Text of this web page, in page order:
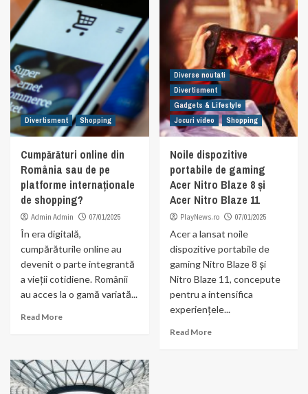
Divertisment Shopping
Cumpărături online din
România sau de pe
platforme internaționale
de shopping?
Admin Admin 07/01/2025
În era digitală,
cumpărăturile online au
devenit o parte integrantă
a vieții cotidiene. Românii
au acces la o gamă variată...
Read More
Diverse noutati
Divertisment
Gadgets & Lifestyle
Jocuri video
Shopping
Noile dispozitive
portabile de gaming
Acer Nitro Blaze 8 și
Acer Nitro Blaze 11
PlayNews.ro 07/01/2025
Acer a lansat noile
dispozitive portabile de
gaming Nitro Blaze 8 și
Nitro Blaze 11, concepute
pentru a intensifica
experiențele...
Read More